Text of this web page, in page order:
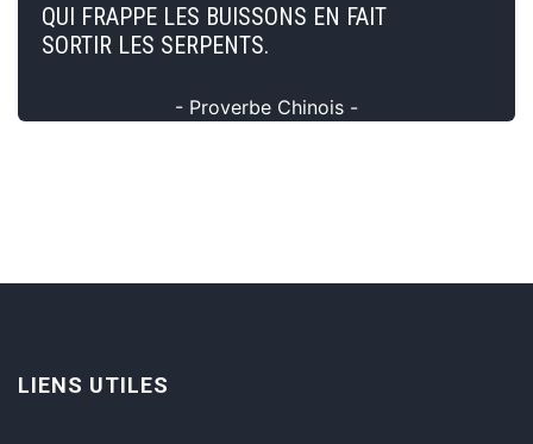
QUI FRAPPE LES BUISSONS EN FAIT
SORTIR LES SERPENTS.
- Proverbe Chinois -
LIENS UTILES